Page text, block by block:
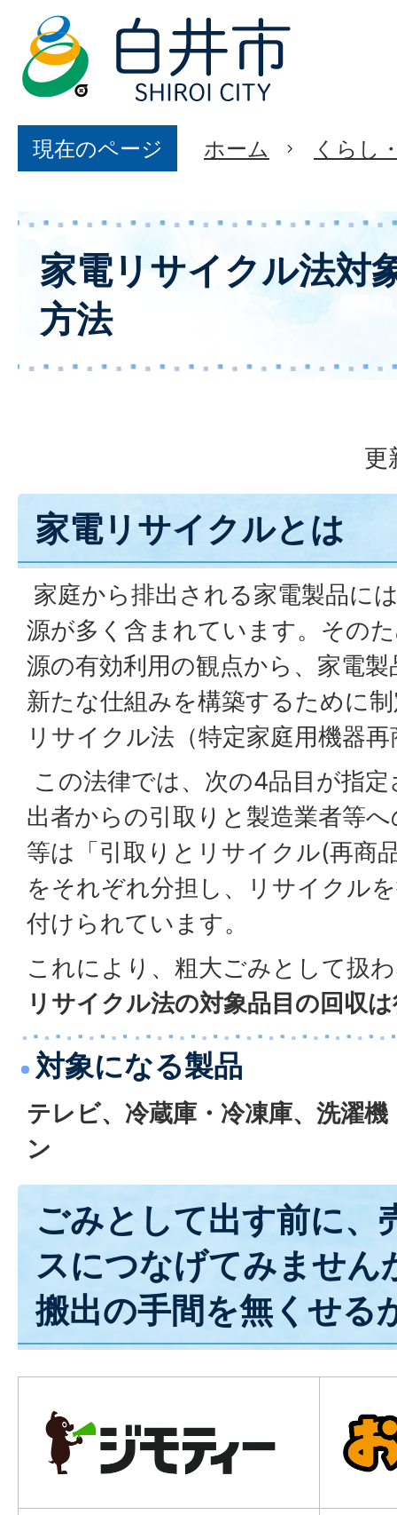
現在のページ ホーム くらし
家電リサイクル法対
方法
更
家電リサイクルとは
家庭から排出される家電製品に
源が多く含まれています。その
源の有効利用の観点から、家電
新たな仕組みを構築するために
リサイクル法（特定家庭用機器
この法律では、次の4品目が指
出者からの引取りと製造業者等
等は「引取りとリサイクル(再商
をそれぞれ分担し、リサイクル
付けられています。
これにより、粗大ごみとして扱
リサイクル法の対象品目の回収
対象になる製品
テレビ、冷蔵庫・冷凍庫、洗濯
ン
ごみとして出す前に、
スにつなげてみません
搬出の手間を無くせる